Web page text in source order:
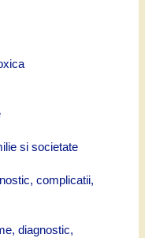
si societate
complicatii,
diagnostic,